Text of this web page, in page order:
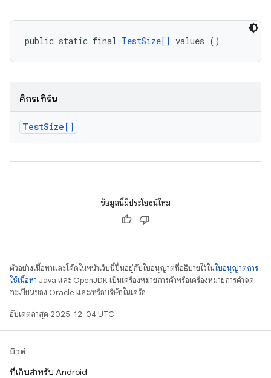
public static final TestSize[] values ()
คิกรีเทิร์น
TestSize[]
ข้อมูลนี้มีประโยชน์ไหม
ตัวอย่างเนื้อหาและโค้ดในหน้าเว็บนี้ขึ้นอยู่กับใบอนุญาตที่อธิบายไว้ในใบอนุญาตการ
ใช้เนื้อหา Java และ OpenJDK เป็นเครื่องหมายการค้าหรือเครื่องหมายการค้าจด
ทะเบียนของ Oracle และ/หรือบริษัทในเครือ
อัปเดตล่าสุด 2025-12-04 UTC
บิวด์
ที่เก็บสำหรับ Android